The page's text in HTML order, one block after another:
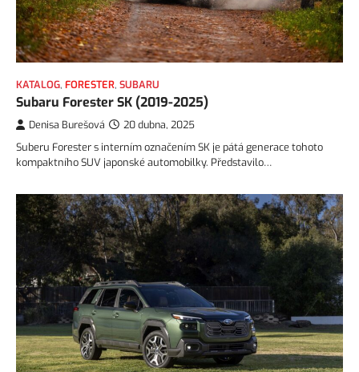
KATALOG, FORESTER, SUBARU
Subaru Forester SK (2019-2025)
Denisa Burešová
20 dubna, 2025
Suberu Forester s interním označením SK je pátá generace tohoto
kompaktního SUV japonské automobilky. Představilo…